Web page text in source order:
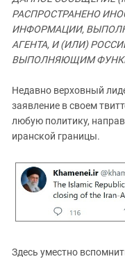
Дагестан
Ингушетия
Кабардино-Балкария
Карачаево-Черкесия
Краснодарский край
Нагорный Карабах
Российская Федерация
Ростовская область
Северная Осетия -
Ставропольский край
РАСПРОСТРАНЕНО
ИНФОРМАЦИИ,
АГЕНТА, И (ИЛИ)
ВЫПОЛНЯЮЩИМ
Недавно верховный
заявление в своем
любую политику,
иранской границы.
Здесь уместно